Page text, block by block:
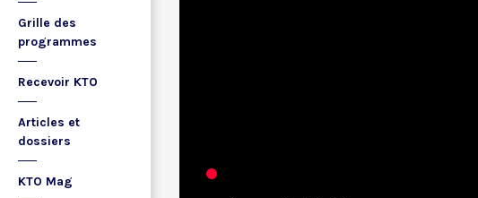
Grille des
programmes
Recevoir KTO
Articles et
dossiers
KTO Mag